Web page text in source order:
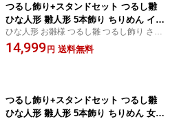
つるし飾り+スタンドセット つるし雛
ひな人形 雛人形 5本飾り ちりめん イン
テリア つるし飾り さげもん 人形 女の
子 吊るし飾り 雛 台座セット うさぎ ふ
ひな人形 お雛様 つるし雛 つるし飾り さげ
もん 京都のつるし飾り
14,999 円 送料無料
つるし飾り+スタンドセット つるし雛
ひな人形 雛人形 5本飾り ちりめん 女の